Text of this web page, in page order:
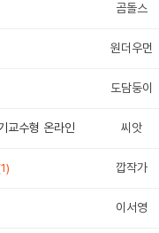
곰돌스
원더우먼
도담둥이
교수형 온라인 중재 프로그램 ♡
씨앗
깝작가
이서영